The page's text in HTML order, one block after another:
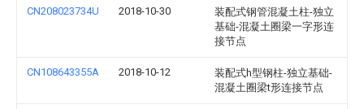
CN208023734U 2018-10-30
装配式钢管混凝土柱-独立
基础-混凝土圈梁一字形连
接节点
CN108643355A 2018-10-12
装配式h型钢柱-独立基础-
混凝土圈梁t形连接节点